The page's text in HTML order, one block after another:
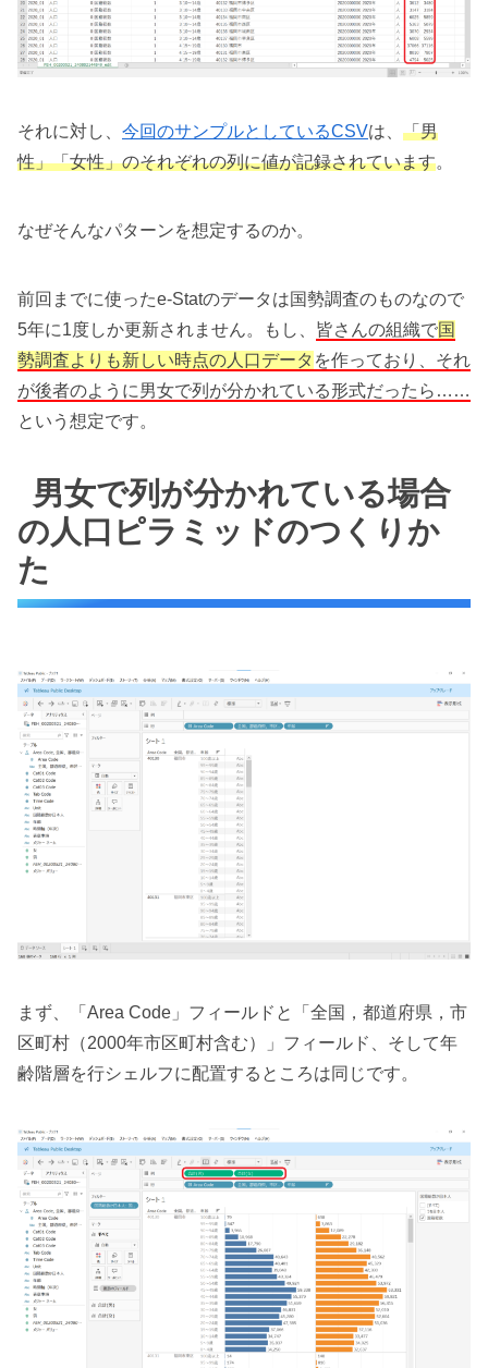
それに対し、 今回のサンプルとしているCSVは、 「男
性」「女性」のそれぞれの列に値が記録されています。
なぜそんなパターンを想定するのか。
前回までに使ったe-Statのデータは国勢調査のものなので
5年に1度しか更新されません。もし、 皆さんの組織で国
勢調査よりも新しい時点の人口データ を作っており、それ
が後者のように男女で列が分かれている形式だったら……
という想定です。
男女で列が分かれている場合
の人口ピラミッドのつくりか
た
まず、「Area Code」フィールドと「全国，都道府県，市
区町村（2000年市区町村含む）」フィールド、そして年
齢階層を行シェルフに配置するところは同じです。